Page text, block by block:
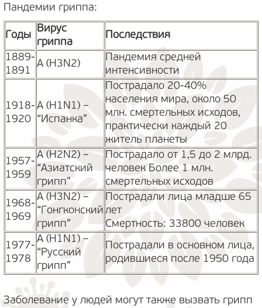
Пандемии гриппа:
Годы
Вирус
гриппа
Последствия
1889-
1891
А (H3N2)
Пандемия средней
интенсивности
1918-
1920
А (H1N1) –
“Испанка”
Пострадало 20-40%
населения мира, около 50
млн. смертельных исходов,
практически каждый 20
житель планеты
1957-
1959
А (H2N2) –
“Азиатский
грипп”
Пострадало от 1,5 до 2 млрд.
человек Более 1 млн.
смертельных исходов
1968-
1969
А (H3N2) –
“Гонгконский
грипп”
Пострадали лица младше 65
лет
Смертность: 33800 человек
1977-
1978
А (H1N1) –
“Русский
грипп”
Пострадали в основном лица,
родившиеся после 1950 года
Заболевание у людей могут также вызвать грипп